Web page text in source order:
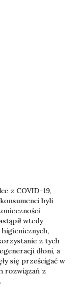
z COVID-19,
byli
wtedy
z tych
dłoni, a
się prześcigać w
rozwiązań z